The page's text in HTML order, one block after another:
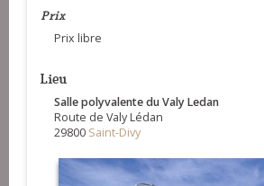
Prix
Prix libre
Lieu
Salle polyvalente du Valy Ledan
Route de Valy Lédan
29800 Saint-Divy